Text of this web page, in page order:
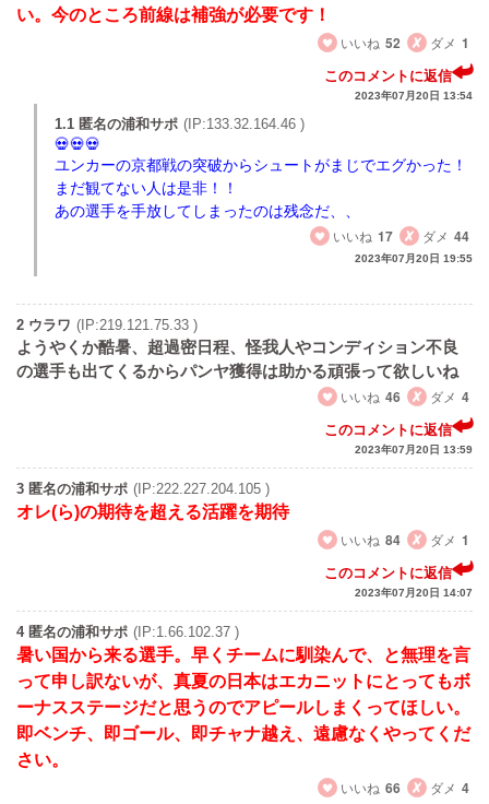
い。今のところ前線は補強が必要です！
いいね 52 ダメ 1
このコメントに返信
2023年07月20日 13:54
1.1 匿名の浦和サポ (IP:133.32.164.46 )
ユンカーの京都戦の突破からシュートがまじでエグかった！
まだ観てない人は是非！！
あの選手を手放してしまったのは残念だ、、
いいね 17 ダメ 44
2023年07月20日 19:55
2 ウラワ (IP:219.121.75.33 )
ようやくか酷暑、超過密日程、怪我人やコンディション不良
の選手も出てくるからパンヤ獲得は助かる頑張って欲しいね
いいね 46 ダメ 4
このコメントに返信
2023年07月20日 13:59
3 匿名の浦和サポ (IP:222.227.204.105 )
オレ(ら)の期待を超える活躍を期待
いいね 84 ダメ 1
このコメントに返信
2023年07月20日 14:07
4 匿名の浦和サポ (IP:1.66.102.37 )
暑い国から来る選手。早くチームに馴染んで、と無理を言
って申し訳ないが、真夏の日本はエカニットにとってもボ
ーナスステージだと思うのでアピールしまくってほしい。
即ベンチ、即ゴール、即チャナ越え、遠慮なくやってくだ
さい。
いいね 66 ダメ 4